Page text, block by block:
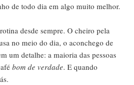
de todo dia em algo muito melhor.
desde sempre. O cheiro pela
no meio do dia, o aconchego de
um detalhe: a maioria das pessoas
bom de verdade. E quando